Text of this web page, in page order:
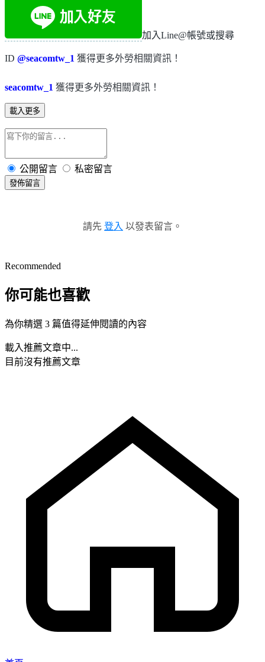
加入Line@帳號或搜尋
ID @seacomtw_1 獲得更多外勞相關資訊！
seacomtw_1 獲得更多外勞相關資訊！
載入更多
公開留言 私密留言
發佈留言
請先 登入 以發表留言。
Recommended
你可能也喜歡
為你精選 3 篇值得延伸閱讀的內容
載入推薦文章中...
目前沒有推薦文章